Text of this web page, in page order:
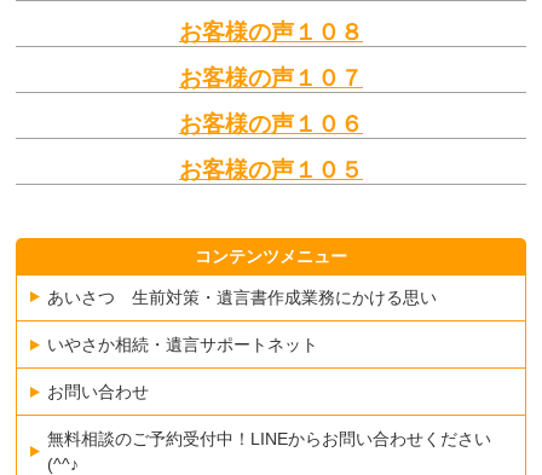
お客様の声１０８
お客様の声１０７
お客様の声１０６
お客様の声１０５
コンテンツメニュー
あいさつ 生前対策・遺言書作成業務にかける思い
いやさか相続・遺言サポートネット
お問い合わせ
無料相談のご予約受付中！LINEからお問い合わせください
(^^♪